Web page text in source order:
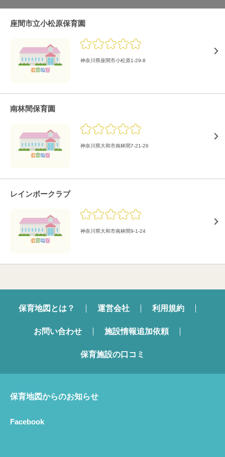
座間市立小松原保育園
神奈川県座間市小松原1-29-8
南林間保育園
神奈川県大和市南林間7-21-26
レインボークラブ
神奈川県大和市南林間9-1-24
保育地図とは？ 運営会社 利用規約
お問い合わせ 施設情報追加依頼
保育施設の口コミ
保育地図からのお知らせ
Facebook